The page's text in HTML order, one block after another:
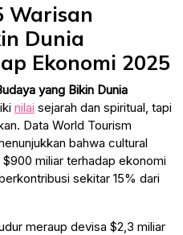
Warisan
Dunia
Ekonomi 2025
yang Bikin Dunia
nilai sejarah dan spiritual, tapi
Data World Tourism
bahwa cultural
miliar terhadap ekonomi
sekitar 15% dari
meraup devisa $2,3 miliar